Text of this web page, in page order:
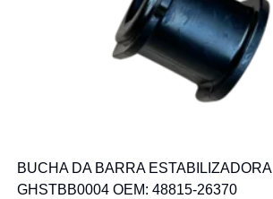
BUCHA DA BARRA ESTABILIZADORA
GHSTBB0004 OEM: 48815-26370